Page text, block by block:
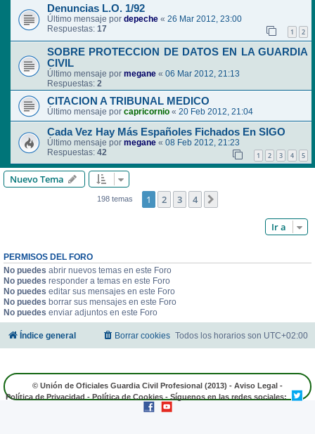
Denuncias L.O. 1/92
Último mensaje por depeche « 26 Mar 2012, 23:00
Respuestas: 17 1 2
SOBRE PROTECCION DE DATOS EN LA GUARDIA
CIVIL
Último mensaje por megane « 06 Mar 2012, 21:13
Respuestas: 2
CITACION A TRIBUNAL MEDICO
Último mensaje por capricornio « 20 Feb 2012, 21:04
Cada Vez Hay Más Españoles Fichados En SIGO
Último mensaje por megane « 08 Feb 2012, 21:23
Respuestas: 42 1 2 3 4 5
Nuevo Tema
198 temas 1 2 3 4
Ir a
PERMISOS DEL FORO
No puedes abrir nuevos temas en este Foro
No puedes responder a temas en este Foro
No puedes editar sus mensajes en este Foro
No puedes borrar sus mensajes en este Foro
No puedes enviar adjuntos en este Foro
Índice general Todos los horarios son UTC+02:00
Borrar cookies
© Unión de Oficiales Guardia Civil Profesional (2013) - Aviso Legal -
Política de Privacidad-Política de Cookies- Síguenos en las redes sociales: